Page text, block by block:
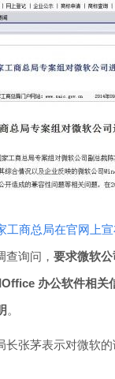
工商总局在官网上
询问， 要求微软
办公软件相关
。
长张茅表示对微软